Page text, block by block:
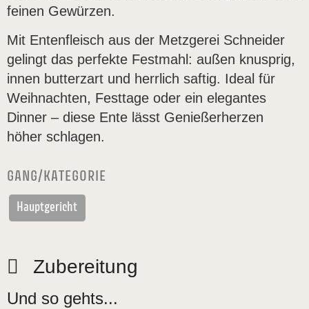
feinen Gewürzen.
Mit Entenfleisch aus der Metzgerei Schneider
gelingt das perfekte Festmahl: außen knusprig,
innen butterzart und herrlich saftig. Ideal für
Weihnachten, Festtage oder ein elegantes
Dinner – diese Ente lässt Genießerherzen
höher schlagen.
GANG/KATEGORIE
Hauptgericht
Zubereitung
Und so gehts...